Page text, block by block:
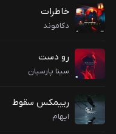
خاطرات
دکاموند
رو دست
سینا پارسیان
رییمکس سقوط
ایهام